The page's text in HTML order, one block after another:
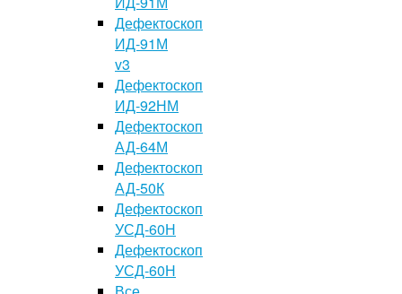
Дефектоскоп
ИД-91М
v3
Дефектоскоп
ИД-92НМ
Дефектоскоп
АД-64М
Дефектоскоп
АД-50К
Дефектоскоп
УСД-60Н
Дефектоскоп
УСД-60Н